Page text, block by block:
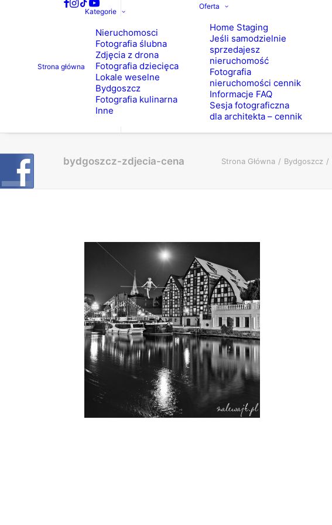
Strona główna
Kategorie
Nieruchomosci
Fotografia ślubna
Zdjęcia z drona
Fotografia dziecięca
Lokale weselne
Bydgoszcz
Fotografia kulinarna
Inne
Oferta
Home Staging
Jeśli samodzielnie
sprzedajesz
nieruchomość
Fotografia
nieruchomości cennik
Informacje FAQ
Sesja fotograficzna
dla architekta – cennik
bydgoszcz-zdjecia-cena Strona Główna Bydgoszcz